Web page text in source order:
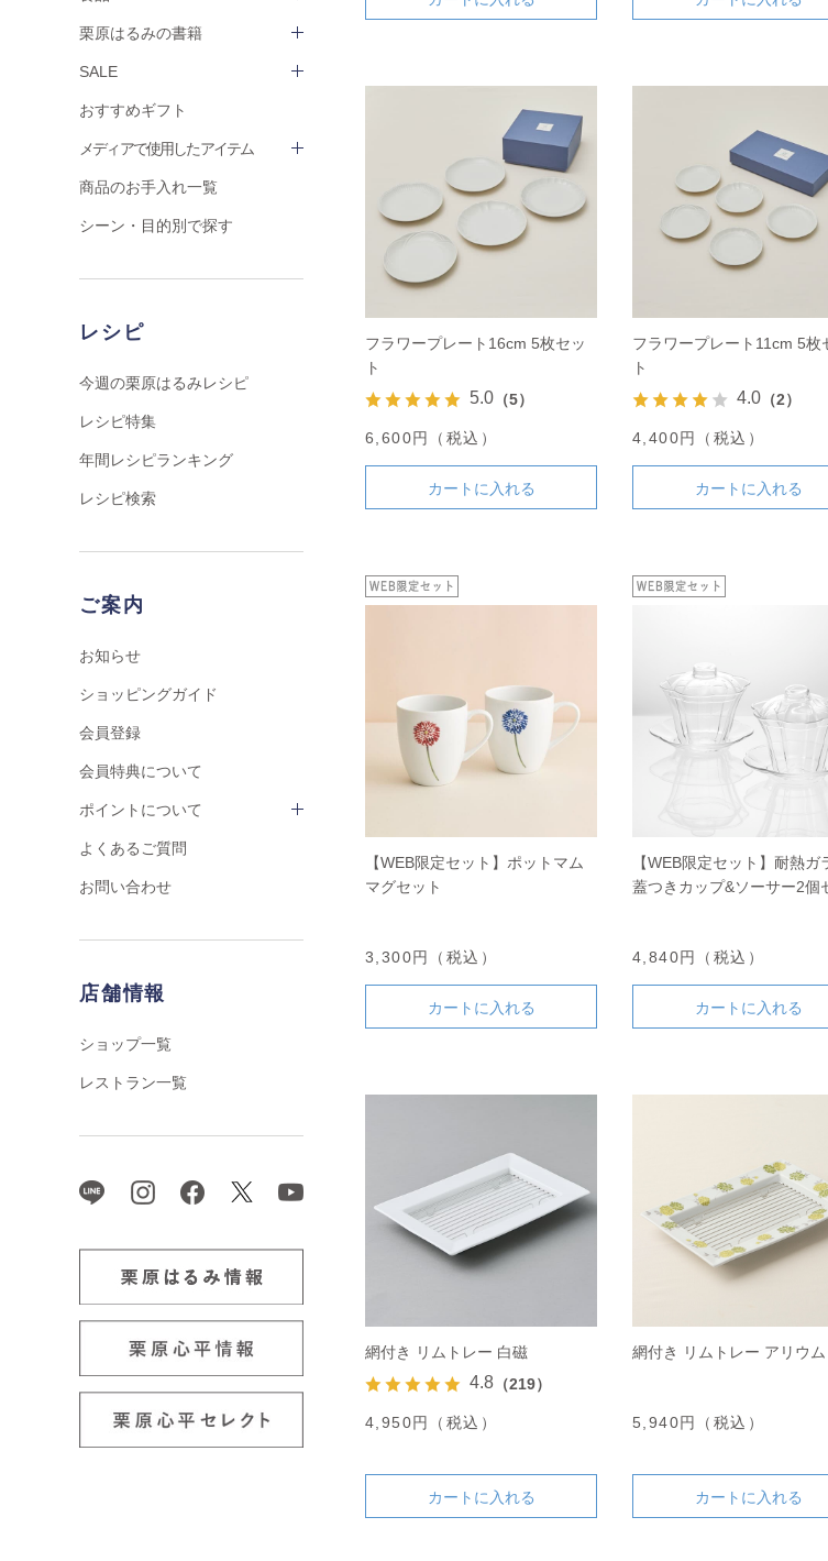
栗原はるみの書籍
SALE
おすすめギフト
メディアで使用したアイテム
商品のお手入れ一覧
シーン・目的別で探す
レシピ
今週の栗原はるみレシピ
レシピ特集
年間レシピランキング
レシピ検索
ご案内
お知らせ
ショッピングガイド
会員登録
会員特典について
ポイントについて
よくあるご質問
お問い合わせ
店舗情報
ショップ一覧
レストラン一覧
フラワープレート16cm 5枚セッ
ト
5.0 （5）
6,600円（税込）
カートに入れる
フラワープレート11cm 5枚
ト
4.0 （2）
4,400円（税込）
カートに入れる
【WEB限定セット】ポットマム
マグセット
3,300円（税込）
カートに入れる
【WEB限定セット】耐熱ガ
蓋つきカップ&ソーサー2個
4,840円（税込）
カートに入れる
網付き リムトレー 白磁
4.8 （219）
4,950円（税込）
カートに入れる
網付き リムトレー アリウム
5,940円（税込）
カートに入れる